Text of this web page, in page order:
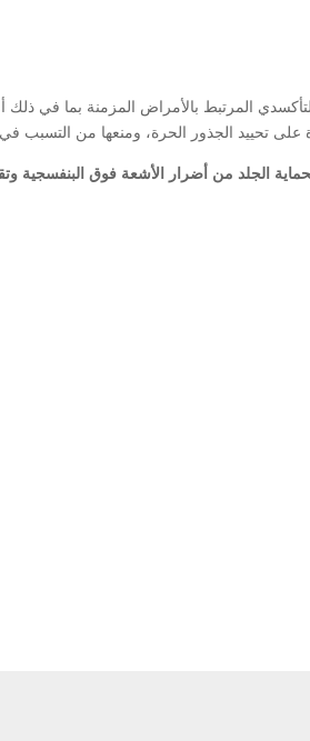
المرتبط بالأمراض المزمنة بما في
على تحييد الجذور الحرة، ومنعها من التسبب
الجلد من أضرار الأشعة فوق البنفسجية